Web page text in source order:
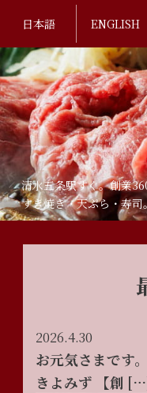
日本語 ENGLISH
清水五条駅すぐ。創業
すき焼き・天ぷら・寿司
2026.4.30
お元気さまです
きよみず 【創